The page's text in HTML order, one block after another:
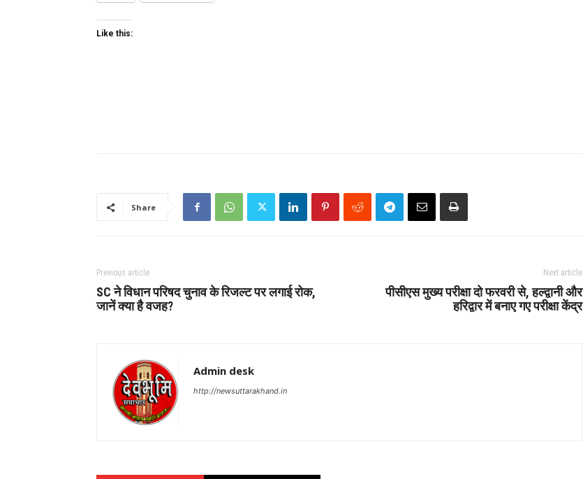
Like this:
Share
Previous article
SC ने विधान परिषद चुनाव के रिजल्ट पर लगाई रोक,
जानें क्या है वजह?
Next article
पीसीएस मुख्य परीक्षा दो फरवरी से, हल्द्वानी और
हरिद्वार में बनाए गए परीक्षा केंद्र
Admin desk
http://newsuttarakhand.in